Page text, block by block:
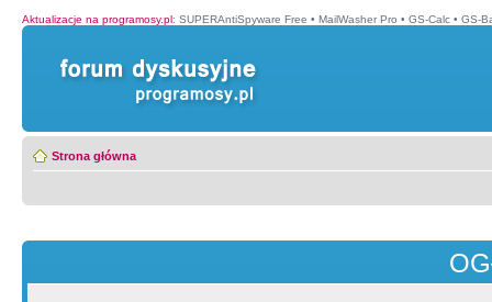
Aktualizacje na programosy.pl: SUPERAntiSpyware Free • MailWasher Pro • GS-Calc • GS-
Strona główna